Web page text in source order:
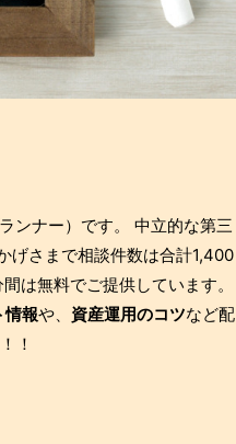
ンナー）です。 中立的な第三
げさまで相談件数は合計1,400
は無料でご提供しています。
情報や、 資産運用のコツなど配
！